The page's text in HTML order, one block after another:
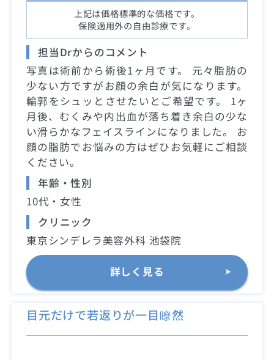
上記は価格標準的な価格です。
保険適用外の自由診療です。
担当Drからのコメント
写真は術前から術後1ヶ月です。 元々脂肪の
少ない方ですがお顔の余白が気になります。
輪郭をシュッとさせたいとご希望です。 1ヶ
月後、むくみや内出血が落ち着き余白の少な
い滑らかなフェイスラインになりました。 お
顔の脂肪でお悩みの方はぜひお気軽にご相談
ください。
年齢・性別
10代・女性
クリニック
東京シンデレラ美容外科 池袋院
詳しく見る
目元だけで若返りが一目瞭然